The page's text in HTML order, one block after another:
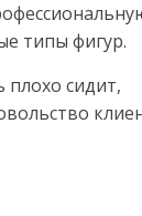
типы фигур.
плохо сидит,